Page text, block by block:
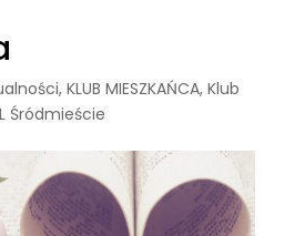
, KLUB MIESZKAŃCA, Klub
Śródmieście